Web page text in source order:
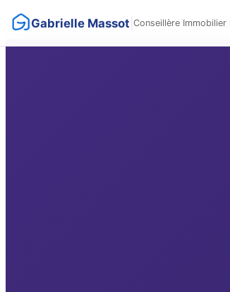
Gabrielle Massot Conseillère Immobilier